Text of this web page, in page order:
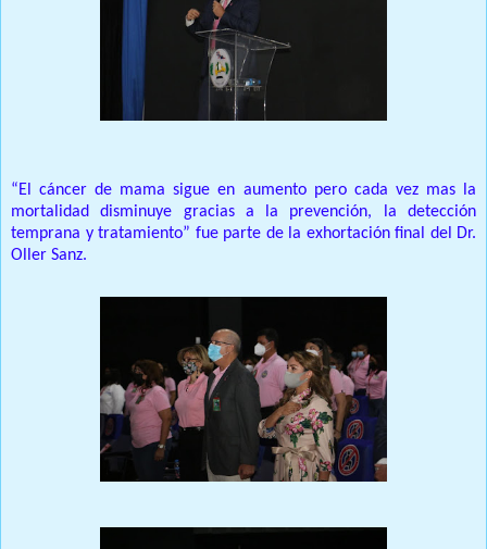
“El cáncer de mama sigue en aumento pero cada vez mas la
mortalidad disminuye gracias a la prevención, la detección
temprana y tratamiento” fue parte de la exhortación final del Dr.
Oller Sanz.